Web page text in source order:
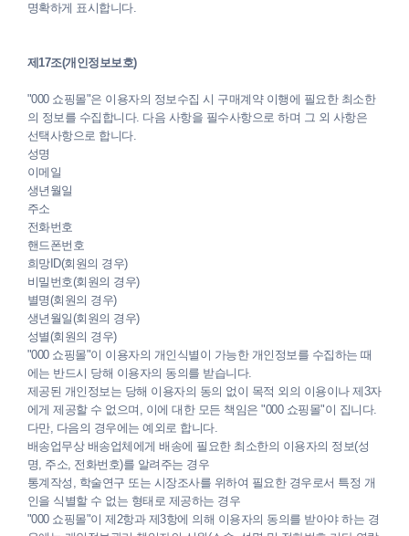
명확하게 표시합니다.
제17조(개인정보보호)
"000 쇼핑몰"은 이용자의 정보수집 시 구매계약 이행에 필요한 최소한
의 정보를 수집합니다. 다음 사항을 필수사항으로 하며 그 외 사항은
선택사항으로 합니다.
성명
이메일
생년월일
주소
전화번호
핸드폰번호
희망ID(회원의 경우)
비밀번호(회원의 경우)
별명(회원의 경우)
생년월일(회원의 경우)
성별(회원의 경우)
"000 쇼핑몰"이 이용자의 개인식별이 가능한 개인정보를 수집하는 때
에는 반드시 당해 이용자의 동의를 받습니다.
제공된 개인정보는 당해 이용자의 동의 없이 목적 외의 이용이나 제3자
에게 제공할 수 없으며, 이에 대한 모든 책임은 "000 쇼핑몰"이 집니다.
다만, 다음의 경우에는 예외로 합니다.
배송업무상 배송업체에게 배송에 필요한 최소한의 이용자의 정보(성
명, 주소, 전화번호)를 알려주는 경우
통계작성, 학술연구 또는 시장조사를 위하여 필요한 경우로서 특정 개
인을 식별할 수 없는 형태로 제공하는 경우
"000 쇼핑몰"이 제2항과 제3항에 의해 이용자의 동의를 받아야 하는 경